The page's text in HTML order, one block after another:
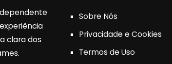
clara dos
Sobre Nós
Privacidade e Cookies
Termos de Uso